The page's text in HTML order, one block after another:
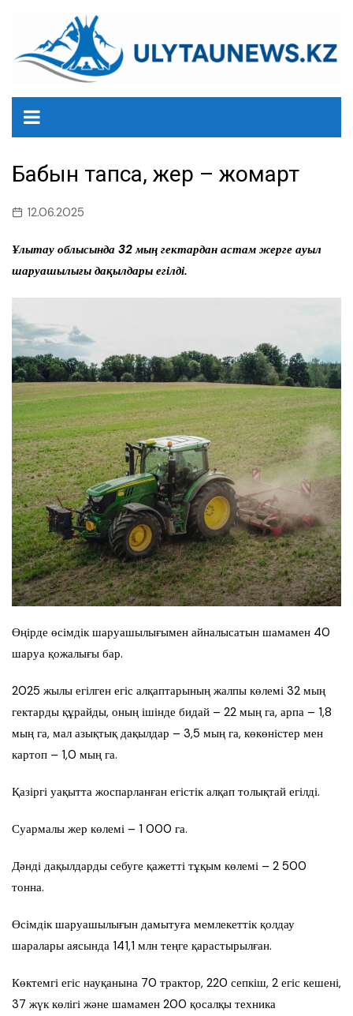
содержанию
Бабын тапса, жер – жомарт
12.06.2025
Ұлытау облысында 32 мың гектардан астам жерге ауыл
шаруашылығы дақылдары егілді.
Өңірде өсімдік шаруашылығымен айналысатын шамамен 40
шаруа қожалығы бар.
2025 жылы егілген егіс алқаптарының жалпы көлемі 32 мың
гектарды құрайды, оның ішінде бидай – 22 мың га, арпа – 1,8
мың га, мал азықтық дақылдар – 3,5 мың га, көкөністер мен
картоп – 1,0 мың га.
Қазіргі уақытта жоспарланған егістік алқап толықтай егілді.
Суармалы жер көлемі – 1 000 га.
Дәнді дақылдарды себуге қажетті тұқым көлемі – 2 500
тонна.
Өсімдік шаруашылығын дамытуға мемлекеттік қолдау
шаралары аясында 141,1 млн теңге қарастырылған.
Көктемгі егіс науқанына 70 трактор, 220 сепкіш, 2 егіс кешені,
37 жүк көлігі және шамамен 200 қосалқы техника